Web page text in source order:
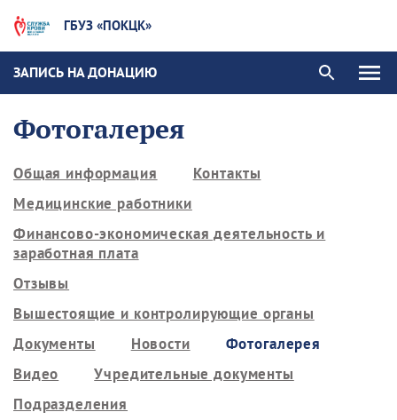
ГБУЗ «ПОКЦК»
ЗАПИСЬ НА ДОНАЦИЮ
Фотогалерея
Общая информация
Контакты
Медицинские работники
Финансово-экономическая деятельность и
заработная плата
Отзывы
Вышестоящие и контролирующие органы
Документы
Новости
Фотогалерея
Видео
Учредительные документы
Подразделения